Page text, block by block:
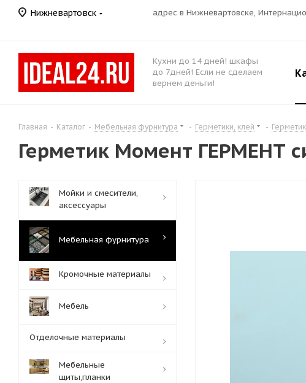
Нижневартовск адрес в Нижневартовске,
Кухни до 14 дней! шкафы
до 7дней! Если не сделаем
вернем деньги!
Главная - Каталог - Мебельная фурнитура - Герметики, клей -
Герметик Момент ГЕРМЕНТ
Мойки и смесители,
аксессуары
Мебельная фурнитура
Кромочные материалы
Мебель
Отделочные материалы
Мебельные
щиты,планки